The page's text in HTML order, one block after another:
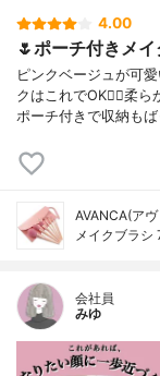
4.00
🌷ポーチ付きメ
ピンクベージュが可
クはこれでOK🙆‍♀️柔ら
ポーチ付きで収納も
AVANCA(ア
メイクブラシ
会社員
みゆ